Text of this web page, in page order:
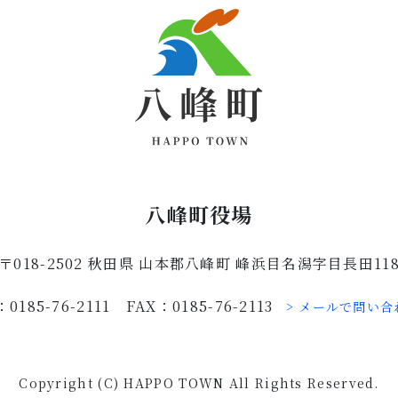
八峰町役場
018-2502 秋田県 山本郡八峰町 峰浜目名潟字目長田118
0185-76-2111 FAX：0185-76-2113 > メールで問い合
Copyright (C) HAPPO TOWN All Rights Reserved.